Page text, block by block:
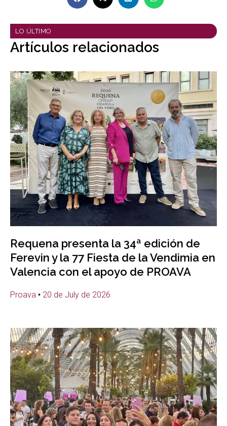
LO ÚLTIMO
Artículos relacionados
Requena presenta la 34ª edición de
Ferevin y la 77 Fiesta de la Vendimia en
Valencia con el apoyo de PROAVA
Proava 20 de July de 2026